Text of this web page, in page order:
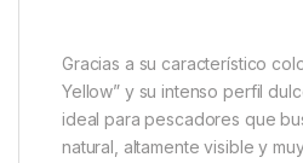
Gracias a su característico
Yellow” y su intenso perfil
ideal para pescadores que
natural, altamente visible y